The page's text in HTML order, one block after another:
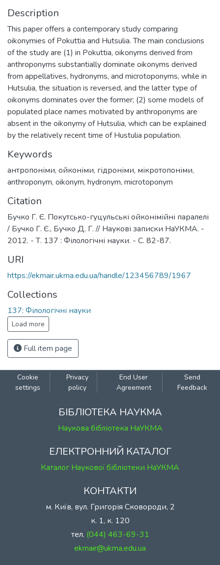
Description
This paper offers a contemporary study comparing
oikonymies of Pokuttia and Hutsulia. The main conclusions
of the study are (1) in Pokuttia, oikonyms derived from
anthroponyms substantially dominate oikonyms derived
from appellatives, hydronyms, and microtoponyms, while in
Hutsulia, the situation is reversed, and the latter type of
oikonyms dominates over the former; (2) some models of
populated place names motivated by anthroponyms are
absent in the oikonymy of Hutsulia, which can be explained
by the relatively recent time of Hustulia population.
Keywords
антропоніми, ойконіми, гідроніми, мікротопоніми,
anthroponym, oikonym, hydronym, microtoponym
Citation
Бучко Г. Є. Покутсько-гуцульські ойконімійні паралелі
/ Бучко Г. Є., Бучко Д. Г. // Наукові записки НаУКМА. -
2012. - Т. 137 : Філологічні науки. - С. 82-87.
URI
https://ekmair.ukma.edu.ua/handle/123456789/1967
Collections
137: Філологічні науки
Load more
Full item page
Cookie
settings
Privacy
policy
End User
Agreement
Send
Feedback
БІБЛІОТЕКА НАУКМА
Наукова бібліотека НаУКМА
ЕЛЕКТРОННИЙ КАТАЛОГ
Каталог Наукової бібліотеки НаУКМА
КОНТАКТИ
м. Київ, вул. Григорія Сковороди, 2
к. 1, к. 120
тел. (044) 463-69-31
ekmair@ukma.edu.ua